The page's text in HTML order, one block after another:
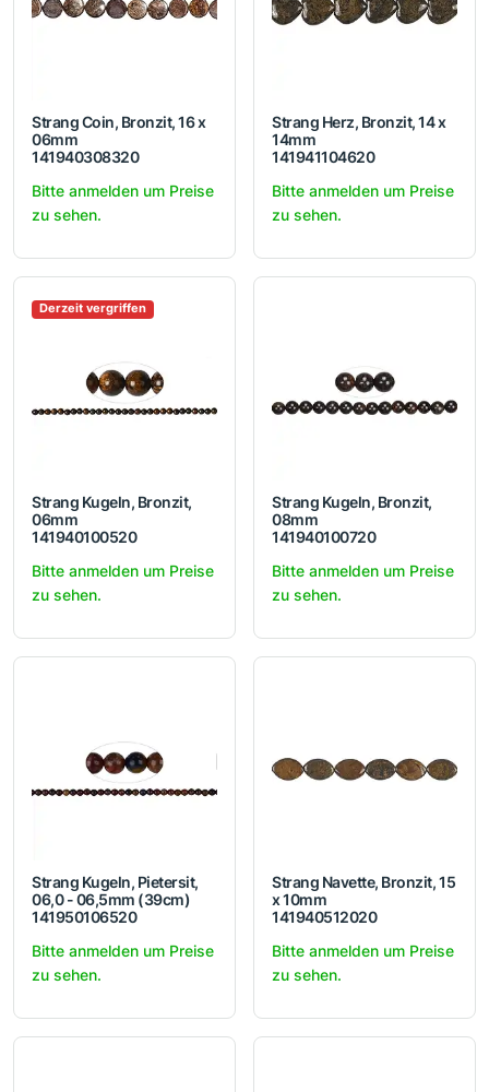
Strang Coin, Bronzit, 16 x
06mm
141940308320
Bitte anmelden um Preise
zu sehen.
Strang Herz, Bronzit, 14 x
14mm
141941104620
Bitte anmelden um Preise
zu sehen.
Derzeit vergriffen
Strang Kugeln, Bronzit,
06mm
141940100520
Bitte anmelden um Preise
zu sehen.
Strang Kugeln, Bronzit,
08mm
141940100720
Bitte anmelden um Preise
zu sehen.
Strang Kugeln, Pietersit,
06,0 - 06,5mm (39cm)
141950106520
Bitte anmelden um Preise
zu sehen.
Strang Navette, Bronzit, 15
x 10mm
141940512020
Bitte anmelden um Preise
zu sehen.